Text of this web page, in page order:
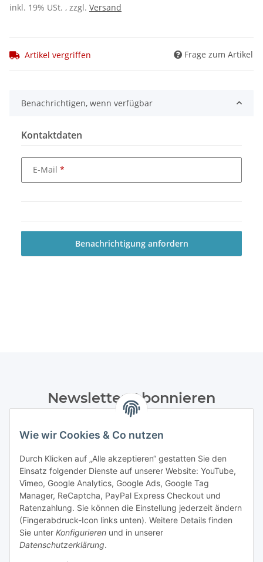
Wie wir Cookies & Co nutzen
Durch Klicken auf „Alle akzeptieren“ gestatten Sie den
Einsatz folgender Dienste auf unserer Website: YouTube,
Vimeo, Google Analytics, Google Ads, Google Tag
Manager, ReCaptcha, PayPal Express Checkout und
Ratenzahlung. Sie können die Einstellung jederzeit ändern
(Fingerabdruck-Icon links unten). Weitere Details finden
Sie unter Konfigurieren und in unserer
Datenschutzerklärung.
inkl. 19% USt. , zzgl. Versand
Artikel vergriffen Frage zum Artikel
Benachrichtigen, wenn verfügbar
Kontaktdaten
E-Mail
Benachrichtigung anfordern
Newsletter Abonnieren
Datenschutzerklärungregelmäßig und jederzeit widerruflich
Abonnieren
Informationen
Gesetzliche Informationen